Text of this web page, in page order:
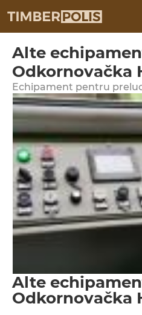
Alte
Odkornovačka
Echipament pentru
Alte
Odkornovačka